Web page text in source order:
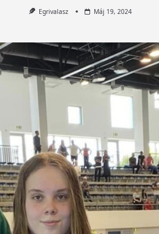
Egrivalasz Máj 19, 2024